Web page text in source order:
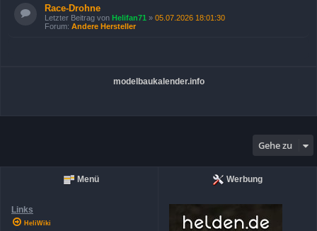
Race-Drohne
Letzter Beitrag von Helifan71 » 05.07.2026 18:01:30
Forum: Andere Hersteller
modelbaukalender.info
Gehe zu
Menü
Links
HeliWiki
Werbung